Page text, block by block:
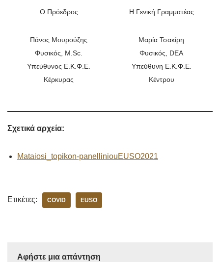
Ο Πρόεδρος
Πάνος Μουρούζης
Φυσικός, M.Sc.
Υπεύθυνος Ε.Κ.Φ.Ε.
Κέρκυρας
Η Γενική Γραμματέας
Μαρία Τσακίρη
Φυσικός, DEA
Υπεύθυνη Ε.Κ.Φ.Ε.
Κέντρου
Σχετικά αρχεία:
Mataiosi_topikon-panelliniouEUSO2021
Ετικέτες: COVID EUSO
Αφήστε μια απάντηση